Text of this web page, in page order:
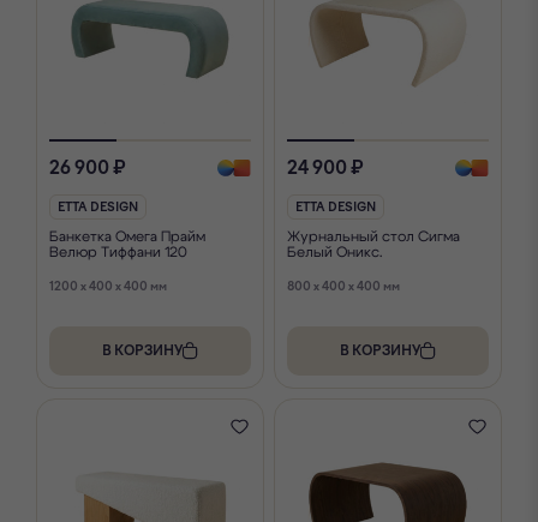
26 900 ₽
ETTA DESIGN
Банкетка Омега Прайм
Велюр Тиффани 120
1200 x 400 x 400 мм
В КОРЗИНУ
24 900 ₽
ETTA DESIGN
Журнальный стол Сигма
Белый Оникс.
800 x 400 x 400 мм
В КОРЗИНУ